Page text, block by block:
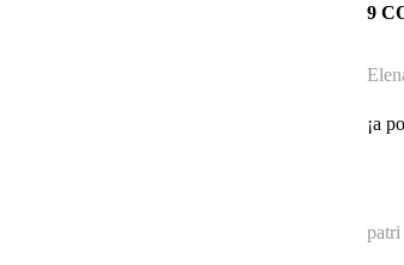
9
¡a
patri